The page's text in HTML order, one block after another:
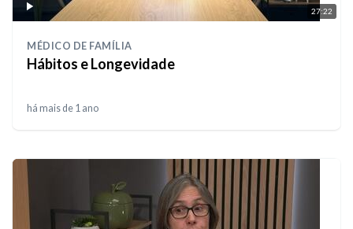
27:22
MÉDICO DE FAMÍLIA
Hábitos e Longevidade
há mais de 1 ano